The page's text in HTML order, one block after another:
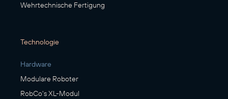
Wehrtechnische Fertigung
Technologie
Hardware
Modulare Roboter
RobCo's XL-Modul